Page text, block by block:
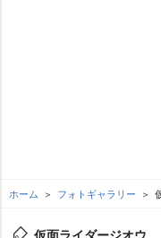
ホーム フォトギャラリー
仮面ライダージオウ